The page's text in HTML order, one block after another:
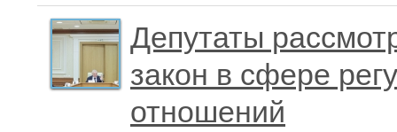
Депутаты
закон в сфере
отношений